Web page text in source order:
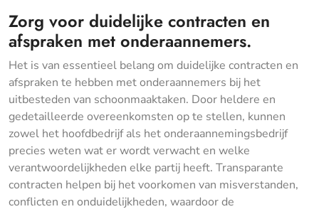
Zorg voor duidelijke contracten en
afspraken met onderaannemers.
Het is van essentieel belang om duidelijke contracten en
afspraken te hebben met onderaannemers bij het
uitbesteden van schoonmaaktaken. Door heldere en
gedetailleerde overeenkomsten op te stellen, kunnen
zowel het hoofdbedrijf als het onderaannemingsbedrijf
precies weten wat er wordt verwacht en welke
verantwoordelijkheden elke partij heeft. Transparante
contracten helpen bij het voorkomen van misverstanden,
conflicten en onduidelijkheden, waardoor de